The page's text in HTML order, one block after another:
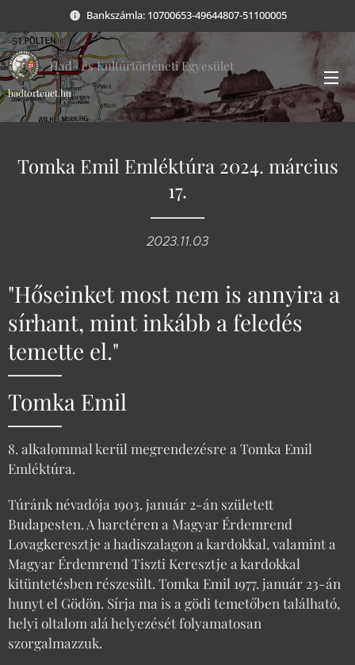
Bankszámla: 10700653-49644807-51100005
Had- és Kultúrtörténeti Egyesület
hadtortenet.hu
Tomka Emil Emléktúra 2024. március
17.
2023.11.03
"Hőseinket most nem is annyira a
sírhant, mint inkább a feledés
temette el."
Tomka Emil
8. alkalommal kerül megrendezésre a Tomka Emil
Emléktúra.
Túránk névadója 1903. január 2-án született
Budapesten. A harctéren a Magyar Érdemrend
Lovagkeresztje a hadiszalagon a kardokkal, valamint a
Magyar Érdemrend Tiszti Keresztje a kardokkal
kitüntetésben részesült. Tomka Emil 1977. január 23-án
hunyt el Gödön. Sírja ma is a gödi temetőben található,
helyi oltalom alá helyezését folyamatosan
szorgalmazzuk.